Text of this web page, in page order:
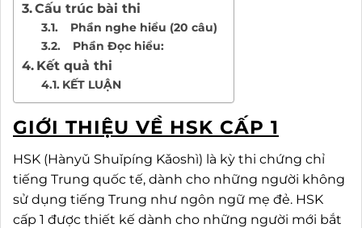
Cấu trúc bài thi
Phần nghe hiểu (20 câu)
Phần Đọc hiểu:
Kết quả thi
KẾT LUẬN
GIỚI THIỆU VỀ HSK CẤP 1
HSK (Hànyǔ Shuǐpíng Kǎoshì) là kỳ thi chứng chỉ
tiếng Trung quốc tế, dành cho những người không
sử dụng tiếng Trung như ngôn ngữ mẹ đẻ. HSK
cấp 1 được thiết kế dành cho những người mới bắt